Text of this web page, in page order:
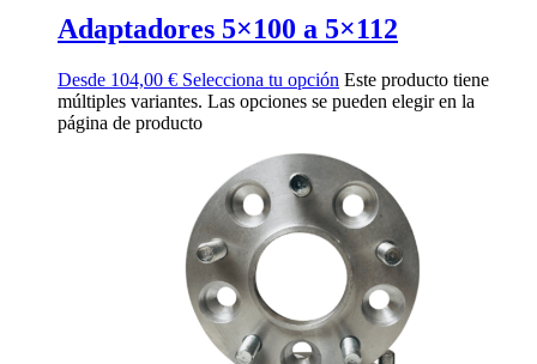
Adaptadores 5×100 a 5×112
Desde 104,00 € Selecciona tu opción Este producto tiene
múltiples variantes. Las opciones se pueden elegir en la
página de producto